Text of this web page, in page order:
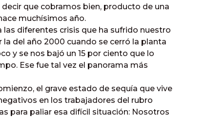
que cobramos bien, producto de una
muchísimos año.
diferentes crisis que ha sufrido nuestro
del año 2000 cuando se cerró la planta
y se nos bajó un 15 por ciento que lo
Ese fue tal vez el panorama más
el grave estado de sequía que vive
en los trabajadores del rubro
para paliar esa difícil situación: Nosotros